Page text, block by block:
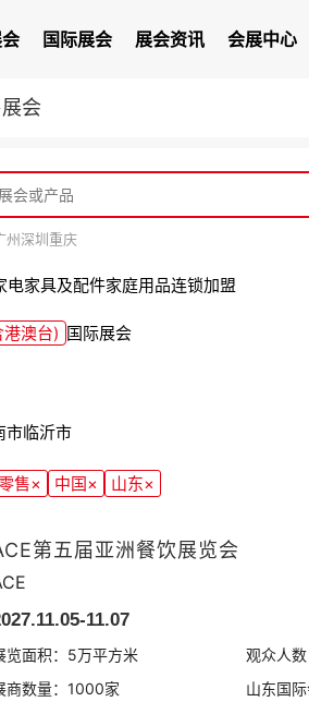
国际展会 展会资讯 会展中心
会
第五届亚洲餐饮展览会
11.07
览面积： 5万平方米 观众人数
商数量： 1000家 山东国
州深圳重庆
电家具及配件家庭用品连锁加盟
澳台) 国际展会
市临沂市
售× 中国× 山东×